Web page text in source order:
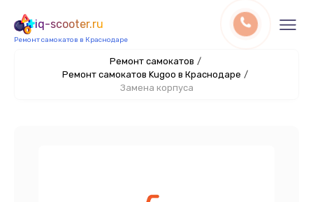
iq-scooter.ru
Ремонт самокатов в Краснодаре
Ремонт самокатов /
Ремонт самокатов Kugoo в Краснодаре /
Замена корпуса